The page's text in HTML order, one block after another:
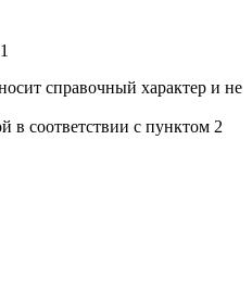
справочный характер и не
в соответствии с пунктом 2